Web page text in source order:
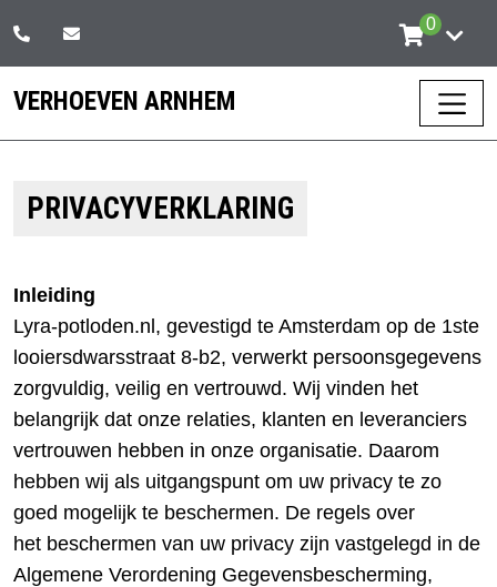
content
0
VERHOEVEN ARNHEM
PRIVACYVERKLARING
Inleiding
Lyra-potloden.nl, gevestigd te Amsterdam op de 1ste
looiersdwarsstraat 8-b2, verwerkt persoonsgegevens
zorgvuldig, veilig en vertrouwd. Wij vinden het
belangrijk dat onze relaties, klanten en leveranciers
vertrouwen hebben in onze organisatie. Daarom
hebben wij als uitgangspunt om uw privacy te zo
goed mogelijk te beschermen. De regels over
het beschermen van uw privacy zijn vastgelegd in de
Algemene Verordening Gegevensbescherming,